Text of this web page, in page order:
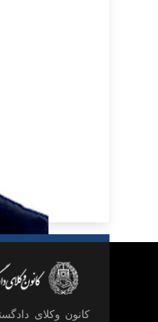
كانون وكلای